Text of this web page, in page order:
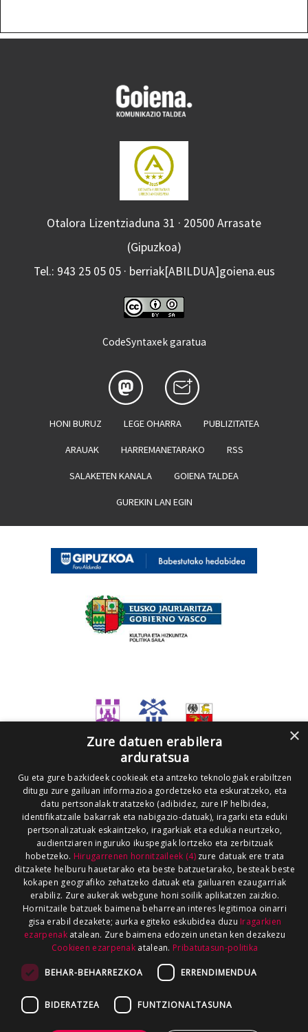
Otalora Lizentziaduna 31 · 20500 Arrasate
(Gipuzkoa)
Tel.: 943 25 05 05 · berriak[ABILDUA]goiena.eus
CodeSyntaxek garatua
HONI BURUZ LEGE OHARRA PUBLIZITATEA
ARAUAK HARREMANETARAKO RSS
SALAKETEN KANALA GOIENA TALDEA
GUREKIN LAN EGIN
×
Zure datuen erabilera
arduratsua
Gu eta gure bazkideek cookieak eta antzeko teknologiak erabiltzen
ditugu zure gailuan informazioa gordetzeko eta eskuratzeko, eta
datu pertsonalak tratatzeko (adibidez, zure IP helbidea,
identifikatzaile bakarrak eta nabigazio-datuak), iragarki eta eduki
pertsonalizatuak eskaintzeko, iragarkiak eta edukia neurtzeko,
audientziaren inguruko ikuspegiak lortzeko eta zerbitzuak
hobetzeko. Hirugarrenen hornitzaileek (4)zure datuak ere trata
ditzakete helburu hauetarako eta beste batzuetarako, besteak beste
kokapen geografiko zehatzeko datuak eta gailuaren ezaugarriak
erabiliz. Zure aukerak webgune honi soilik aplikatzen zaizkio.
Hornitzaile batzuek baimena beharrean interes legitimoa oinarri
gisa erabil dezakete; aurka egiteko eskubidea duzu Iragarkien
ezarpenakatalean. Zure baimena edozein unetan ken dezakezu
Cookieen ezarpenak atalean. Pribatutasun-politika
BEHAR-BEHARREZKOA ERRENDIMENDUA
BIDERATZEA FUNTZIONALTASUNA